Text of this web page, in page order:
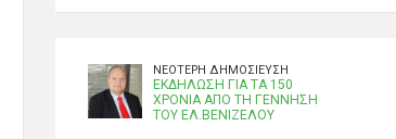
ΝΕΌΤΕΡΗ ΔΗΜΟΣΊΕΥΣΗ
EKΔΗΛΩΣΗ ΓΙΑ ΤΑ 150
ΧΡΟΝΙΑ ΑΠΟ ΤΗ ΓΕΝΝΗΣΗ
ΤΟΥ ΕΛ.ΒΕΝΙΖΕΛΟΥ